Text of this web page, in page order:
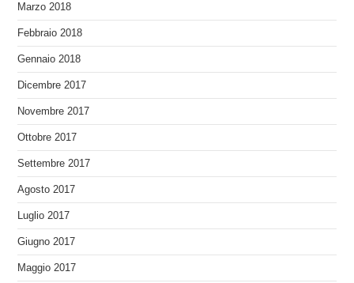
Marzo 2018
Febbraio 2018
Gennaio 2018
Dicembre 2017
Novembre 2017
Ottobre 2017
Settembre 2017
Agosto 2017
Luglio 2017
Giugno 2017
Maggio 2017